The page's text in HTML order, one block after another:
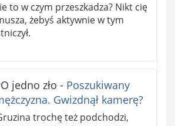
to w czym przeszkadza? Nikt cię
żebyś aktywnie w tym
jedno zło - Poszukiwany
Gwizdnął kamerę?
trochę też podchodzi,